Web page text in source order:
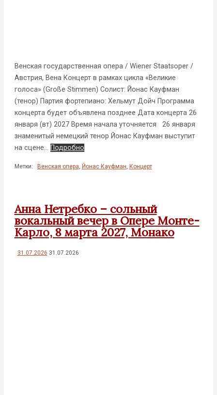
Венская государственная опера / Wiener Staatsoper /
Австрия, Вена Концерт в рамках цикла «Великие
голоса» (Große Stimmen) Солист: Йонас Кауфман
(тенор) Партия фортепиано: Хельмут Дойч Программа
концерта будет объявлена позднее Дата концерта 26
января (вт) 2027 Время начала уточняется 26 января
знаменитый немецкий тенор Йонас Кауфман выступит
на сцене… Подробно
Метки: Венская опера, Йонас Кауфман, Концерт
Анна Нетребко – сольный
вокальный вечер в Опере Монте-
Карло, 8 марта 2027, Монако
31.07.2026 31.07.2026